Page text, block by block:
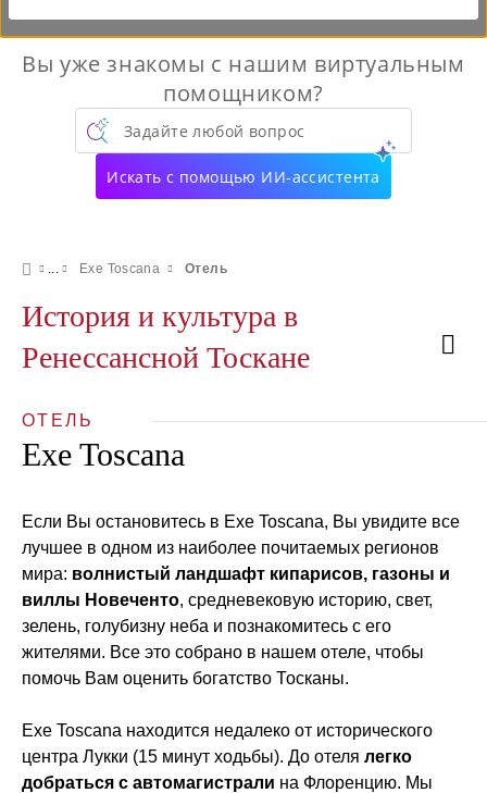
Вы уже знакомы с нашим виртуальным
помощником?
Задайте любой вопрос
Искать с помощью ИИ-ассистента
Exe Toscana Отель
История и культура в
Ренессансной Тоскане
ОТЕЛЬ
Exe Toscana
Если Вы остановитесь в Exe Toscana, Вы увидите все
лучшее в одном из наиболее почитаемых регионов
мира: волнистый ландшафт кипарисов, газоны и
виллы Новеченто, средневековую историю, свет,
зелень, голубизну неба и познакомитесь с его
жителями. Все это собрано в нашем отеле, чтобы
помочь Вам оценить богатство Тосканы.
Exe Toscana находится недалеко от исторического
центра Лукки (15 минут ходьбы). До отеля легко
добраться с автомагистрали на Флоренцию. Мы